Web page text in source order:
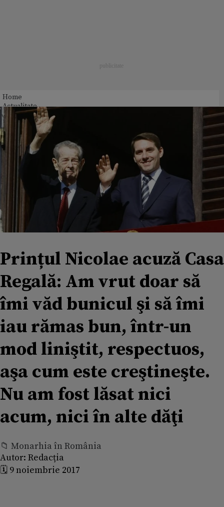
Home
Actualitate
Prințul Nicolae acuză Casa
Regală: Am vrut doar să
îmi văd bunicul şi să îmi
iau rămas bun, într-un
mod liniştit, respectuos,
aşa cum este creştineşte.
Nu am fost lăsat nici
acum, nici în alte dăţi
📁 Monarhia în România
Autor: Redacția
🗓️ 9 noiembrie 2017